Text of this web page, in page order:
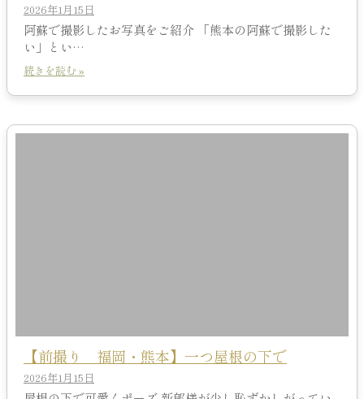
2026年1月15日
阿蘇で撮影したお写真をご紹介 「熊本の阿蘇で撮影した
い」とい…
続きを読む »
【前撮り 福岡・熊本】一つ屋根の下で
2026年1月15日